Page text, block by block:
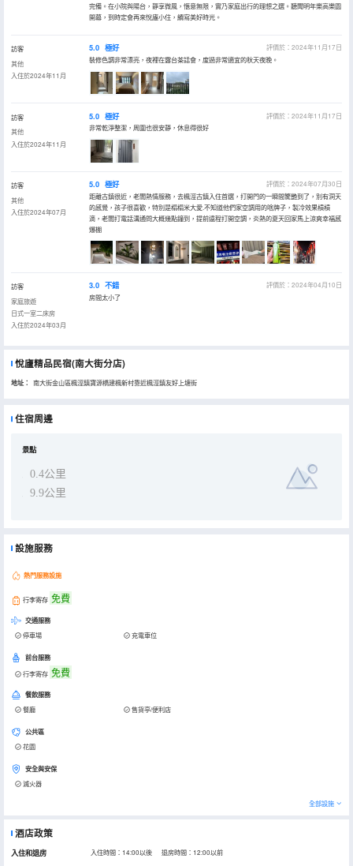
完備。在小院與陽台，靜享微風，愜意無限，實乃家庭出行的理想之選。聽聞明年樂高樂園
開幕，到時定會再來悅廬小住，續寫美好時光。
訪客
其他
入住於2024年11月
5.0 極好
評價於：2024年11月17日
裝修色調非常漂亮，夜裡在露台茶話會，度過非常適宜的秋天夜晚。
訪客
其他
入住於2024年11月
5.0 極好
評價於：2024年11月17日
非常乾淨整潔，周圍也很安靜，休息得很好
訪客
其他
入住於2024年07月
5.0 極好
評價於：2024年07月30日
距離古鎮很近，老闆熱情服務，去楓涇古鎮入住首選，打開門的一瞬間驚艷到了，別有洞天
的感覺，孩子很喜歡，特別是榻榻米大愛.不知道他們家空調用的啥牌子，製冷效果槓槓
滴，老闆打電話溝通問大概幾點鐘到，提前遠程打開空調，炎熱的夏天回家馬上涼爽幸福感
爆棚
訪客
家庭旅遊
日式一室二床房
入住於2024年03月
3.0 不錯
評價於：2024年04月10日
房間太小了
悅廬精品民宿(南大街分店)
地址： 南大街金山區楓涇鎮寶源橋建楓新村靠近楓涇鎮友好上塘街
住宿周邊
景點
0.4公里
9.9公里
設施服務
熱門服務設施
行李寄存 免費
交通服務
停車場 充電車位
前台服務
行李寄存 免費
餐飲服務
餐廳 售貨亭/便利店
公共區
花園
安全與安保
滅火器
全部設施
酒店政策
入住和退房 入住時間：14:00以後 退房時間：12:00以前